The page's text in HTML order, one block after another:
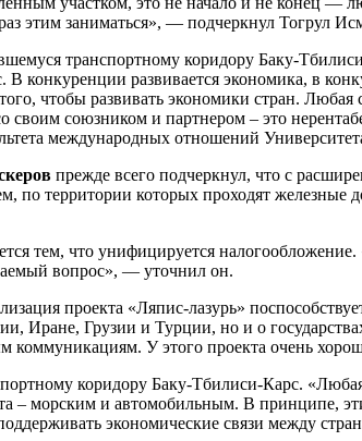
этим заниматься», — подчеркнул Тогрул
транспортному коридору Баку-
конкуренции развивается экономика, в
чтобы развивать экономики стран.
своим союзником и партнером – это
международных отношений
прежде всего подчеркнул, что с
по территории которых проходят
тем, что унифицируется
вопрос», — уточнил он.
проекта «Ляпис-лазурь»
Иране, Грузии и Турции, но и о
У этого проекта очень
коридору Баку-Тбилиси-Карс.
– морским и автомобильным. В принципе,
экономические связи между